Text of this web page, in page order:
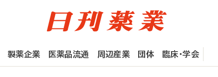
製薬企業 医薬品流通 周辺産業 団体 臨床・学会